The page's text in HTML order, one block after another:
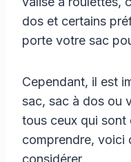
dos et certains
porte votre sac
Cependant, il est
sac, sac à dos ou
tous ceux qui sont
comprendre, voici
considérer.